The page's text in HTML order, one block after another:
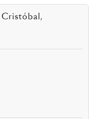
Cristóbal,